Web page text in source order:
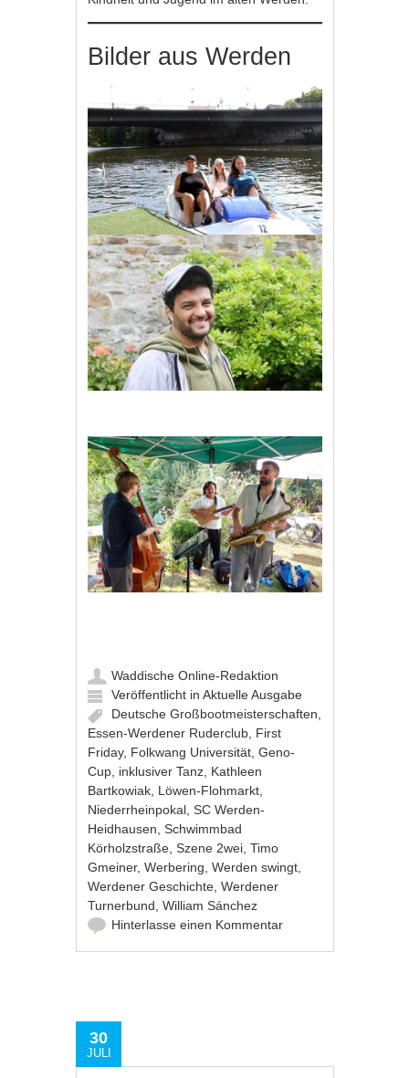
Bilder aus Werden
Waddische Online-Redaktion
Veröffentlicht inAktuelle Ausgabe
Deutsche Großbootmeisterschaften
Essen-Werdener Ruderclub First
Friday, Folkwang Universität ,Geno-
Cup inklusiver Tanz Kathleen
Bartkowiak Löwen-Flohmarkt
Niederrheinpokal ,SC Werden-
Heidhausen ,Schwimmbad
Körholzstraße ,Szene 2wei ,Timo
Gmeiner,Werbering ,Werden swingt
Werdener Geschichte ,Werdener
Turnerbund ,William Sánchez
Hinterlasse einen Kommentar
30
JULI